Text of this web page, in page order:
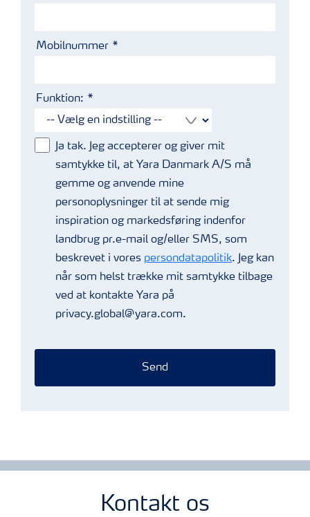
Mobilnummer
Funktion:
Ja tak. Jeg accepterer og giver mit
samtykke til, at Yara Danmark A/S må
gemme og anvende mine
personoplysninger til at sende mig
inspiration og markedsføring indenfor
landbrug pr.e-mail og/eller SMS, som
beskrevet i vores persondatapolitik. Jeg kan
når som helst trække mit samtykke tilbage
ved at kontakte Yara på
privacy.global@yara.com.
Send
Kontakt os